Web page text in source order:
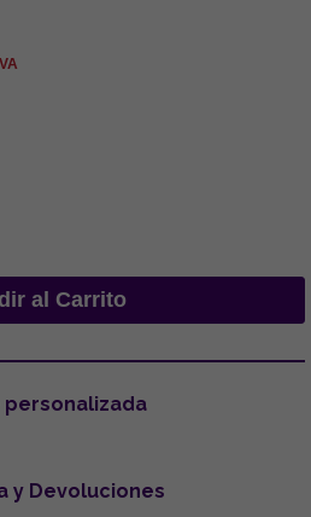
y Devoluciones